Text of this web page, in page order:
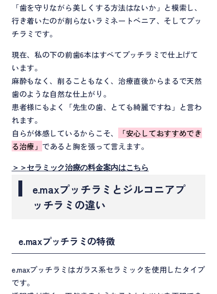
「歯を守りながら美しくする方法はないか」と模索し、
行き着いたのが削らないラミネートベニア、そしてプッ
チラミです。
現在、私の下の前歯6本はすべてプッチラミで仕上げて
います。
麻酔もなく、削ることもなく、治療直後からまるで天然
歯のような自然な仕上がり。
患者様にもよく「先生の歯、とても綺麗ですね」と言わ
れます。
自らが体感しているからこそ、
「安心しておすすめでき
る治療」 であると胸を張って言えます。
＞＞セラミック治療の料金案内はこちら
e.maxプッチラミとジルコニアプ
ッチラミの違い
e.maxプッチラミの特徴
e.maxプッチラミはガラス系セラミックを使用したタイプ
です。